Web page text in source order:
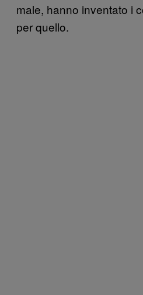
male, hanno inventato i
per quello.